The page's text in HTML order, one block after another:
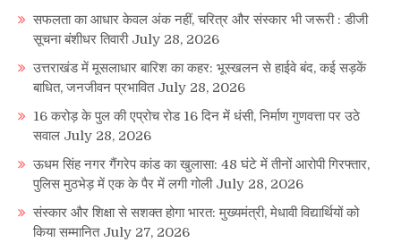
सफलता का आधार केवल अंक नहीं, चरित्र और संस्कार भी जरूरी : डीजी
सूचना बंशीधर तिवारी July 28, 2026
उत्तराखंड में मूसलाधार बारिश का कहर: भूस्खलन से हाईवे बंद, कई सड़कें
बाधित, जनजीवन प्रभावित July 28, 2026
16 करोड़ के पुल की एप्रोच रोड 16 दिन में धंसी, निर्माण गुणवत्ता पर उठे
सवाल July 28, 2026
ऊधम सिंह नगर गैंगरेप कांड का खुलासा: 48 घंटे में तीनों आरोपी गिरफ्तार,
पुलिस मुठभेड़ में एक के पैर में लगी गोली July 28, 2026
संस्कार और शिक्षा से सशक्त होगा भारत: मुख्यमंत्री, मेधावी विद्यार्थियों को
किया सम्मानित July 27, 2026